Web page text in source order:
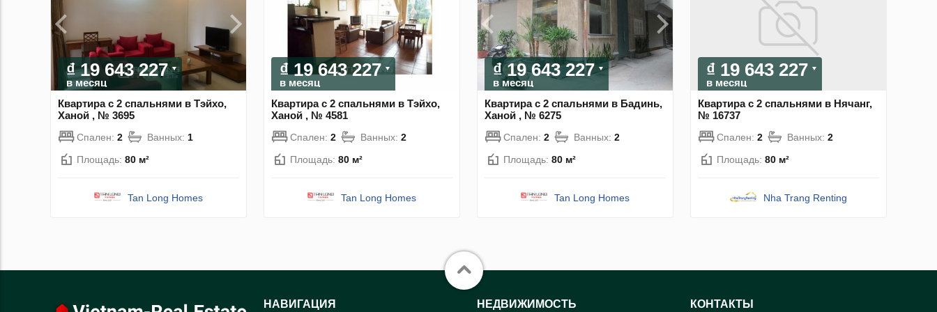
₫ 19 643 227
в месяц
Квартира с 2 спальнями в Тэйхо,
Ханой , № 3695
Спален: 2 Ванных: 1
Площадь: 80 м²
Tan Long Homes
₫ 19 643 227
в месяц
Квартира с 2 спальнями в Тэйхо,
Ханой , № 4581
Спален: 2 Ванных: 2
Площадь: 80 м²
Tan Long Homes
₫ 19 643 227
в месяц
Квартира с 2 спальнями в Бадинь,
Ханой , № 6275
Спален: 2 Ванных: 2
Площадь: 80 м²
Tan Long Homes
₫ 19 643 227
в месяц
Квартира с 2 спальнями в Нячанг,
№ 16737
Спален: 2 Ванных: 2
Площадь: 80 м²
Nha Trang Renting
НАВИГАЦИЯ НЕДВИЖИМОСТЬ КОНТАКТЫ